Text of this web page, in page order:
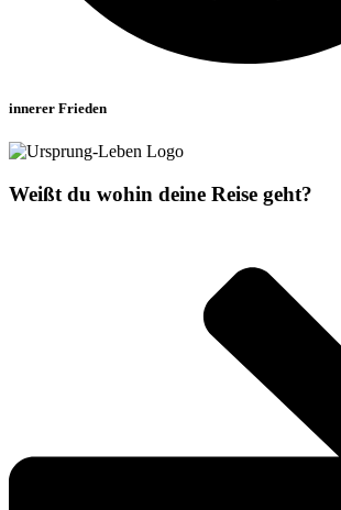
innerer Frieden
Weißt du wohin deine Reise geht?